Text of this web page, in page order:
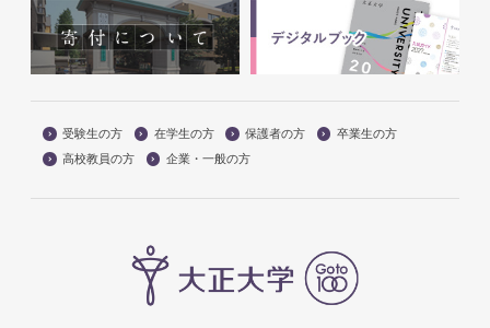
受験生の方 在学生の方 保護者の方
卒業生の方
高校教員の方
企業・一般の方